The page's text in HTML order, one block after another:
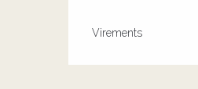
Virements